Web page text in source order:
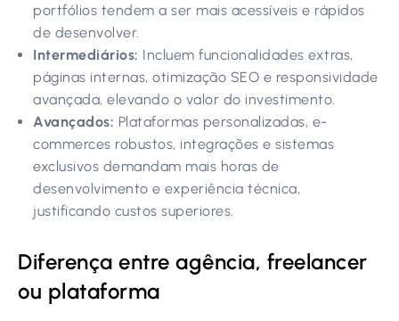
portfólios tendem a ser mais acessíveis e rápidos
de desenvolver.
Intermediários: Incluem funcionalidades extras,
páginas internas, otimização SEO e responsividade
avançada, elevando o valor do investimento.
Avançados: Plataformas personalizadas, e-
commerces robustos, integrações e sistemas
exclusivos demandam mais horas de
desenvolvimento e experiência técnica,
justificando custos superiores.
Diferença entre agência, freelancer
ou plataforma